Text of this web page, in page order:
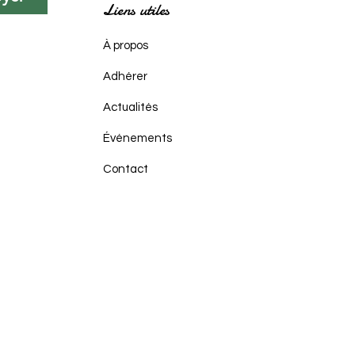
Liens utiles
À propos
Adhérer
Actualités
Événements
Contact